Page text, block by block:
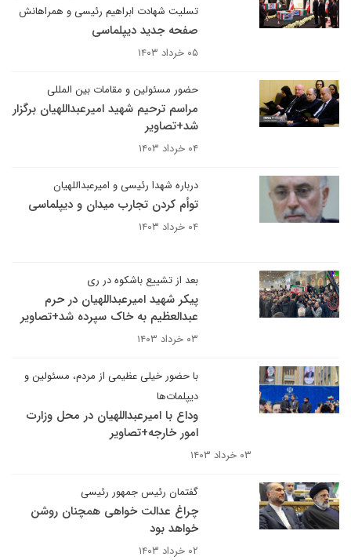
تسلیت شهادت ابراهیم رئیسی و همراهانش
صفحه جدید دیپلماسی
۰۵ خرداد ۱۴۰۳
حضور مسئولین و مقامات بین المللی
مراسم ترحیم شهید امیرعبداللهیان برگزار
شد+تصاویر
۰۴ خرداد ۱۴۰۳
درباره شهدا رئیسی و امیرعبداللهیان
توأم‌ کردن تجارب میدان و دیپلماسی
۰۴ خرداد ۱۴۰۳
بعد از تشییع باشکوه در ری
پیکر شهید امیرعبداللهیان در حرم
عبدالعظیم به خاک سپرده شد+تصاویر
۰۳ خرداد ۱۴۰۳
با حضور خیلی عظیمی از مردم، مسئولین و
دیپلمات‌ها
وداع با امیرعبداللهیان در محل وزارت
امور خارجه+تصاویر
۰۳ خرداد ۱۴۰۳
گفتمان رئیس جمهور رئیسی
چراغ عدالت خواهی همچنان روشن
خواهد بود
۰۲ خرداد ۱۴۰۳